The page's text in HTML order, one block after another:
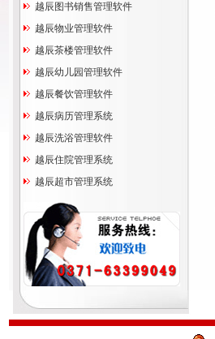
越辰图书销售管理软件
越辰物业管理软件
越辰茶楼管理软件
越辰幼儿园管理软件
越辰餐饮管理软件
越辰病历管理系统
越辰洗浴管理软件
越辰住院管理系统
越辰超市管理系统